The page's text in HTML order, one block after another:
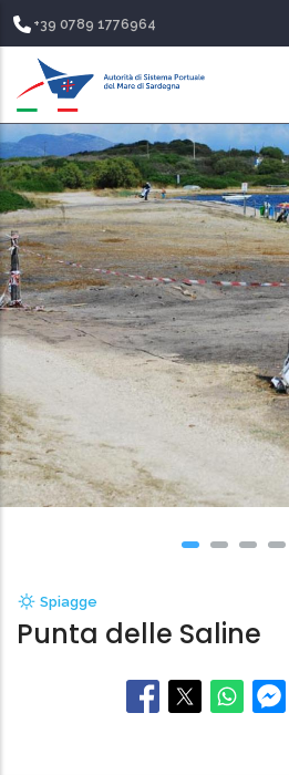
+39 0789 1776964
Spiagge
Punta delle Saline